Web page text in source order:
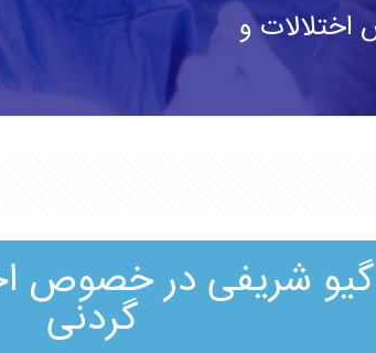
و
گیو شریفی در خصوص
گردنی